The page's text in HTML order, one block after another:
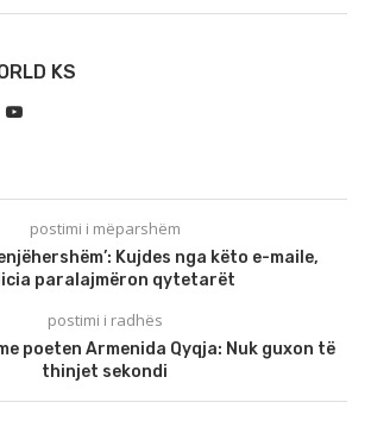
KS
postimi i mëparshëm
Kujdes nga këto e-maile,
paralajmëron qytetarët
postimi i radhës
poeten Armenida Qyqja: Nuk guxon të
thinjet sekondi